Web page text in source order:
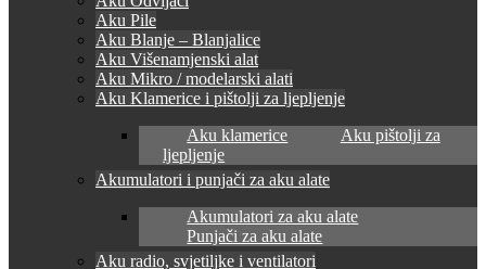
Aku Pile
Aku Blanje – Blanjalice
Aku Višenamjenski alat
Aku Mikro / modelarski alati
Aku Klamerice i pištolji za ljepljenje
Aku klamerice
Aku pištolji za
ljepljenje
Akumulatori i punjači za aku alate
Akumulatori za aku alate
Punjači za aku alate
Aku radio, svjetiljke i ventilatori